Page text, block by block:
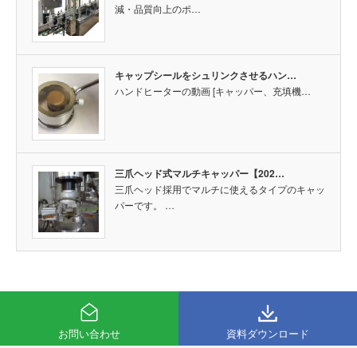
減・品質向上のポ…
キャップシールをシュリンクさせるハン…
ハンドヒーターの動画 [キャッパー、充填機…
三爪ヘッド式マルチキャッパー【202…
三爪ヘッド採用でマルチに使えるタイプのキャッ
パーです。 …
お問い合わせ 資料ダウンロード